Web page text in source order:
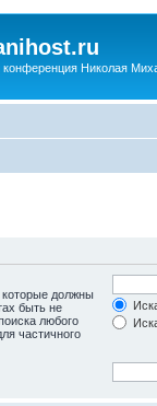
конференция Николая
которые должны
быть не
любого
частичного